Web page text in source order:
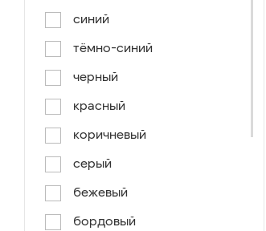
синий
тёмно-синий
черный
красный
коричневый
серый
бежевый
бордовый